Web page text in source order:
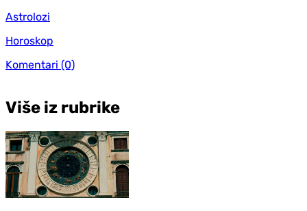
Astrolozi
Horoskop
Komentari (0)
Više iz rubrike